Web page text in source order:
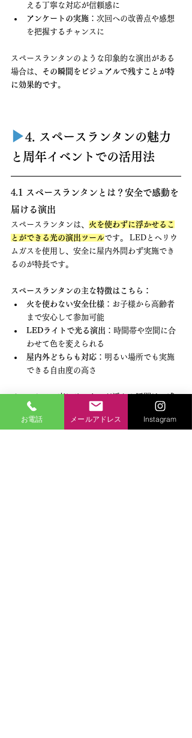
える丁寧な対応が信頼感に
アンケートの実施 ：次回への改善点や感想
を把握するチャンスに
スペースランタンのような印象的な演出がある
場合は、
その瞬間をビジュアルで残すことが特
に効果的です。
▶︎4. スペースランタンの魅力
と周年イベントでの活用法
4.1 スペースランタンとは？安全で感動を
届ける演出
スペースランタンは、 火を使わずに浮かせるこ
とができる光の演出ツールです。 LEDとヘリウ
ムガスを使用し、安全に屋内外問わず実施でき
るのが特長です。
スペースランタンの主な特徴はこちら：
火を使わない安全仕様 ：お子様から高齢者
まで安心して参加可能
LEDライトで光る演出 ：時間帯や空間に合
わせて色を変えられる
屋内外どちらも対応 ：明るい場所でも実施
できる自由度の高さ
イベントで一斉にランタンが浮かぶ瞬間は、感
動と一体感を呼び起こす演出として強い印象を
残します。
他にはない「記憶に残る体験」を提
お電話 メールアドレス Instagram